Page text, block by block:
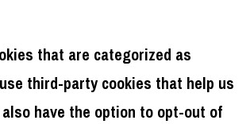
that are categorized as
third-party cookies that help us
have the option to opt-out of